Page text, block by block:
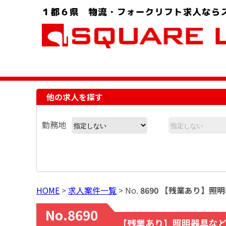
他の求人を探す
勤務地
HOME >求人案件一覧 > No. 8690 【残業あり】照
No.8690 【残業あり】照明器具